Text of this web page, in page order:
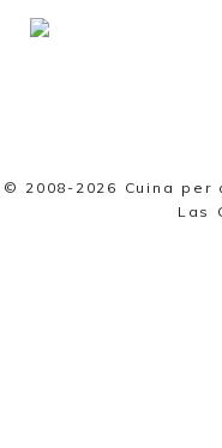
© 2008-2026 Cuina per
Las